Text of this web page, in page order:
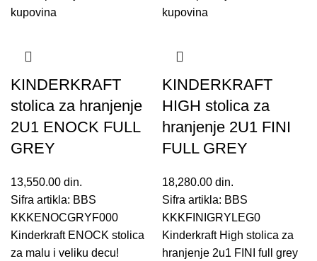
KINDERKRAFT
stolica za hranjenje
2U1 ENOCK FULL
GREY
13,550.00 din.
Sifra artikla: BBS
KKKENOCGRYF000
Kinderkraft ENOCK stolica
za malu i veliku decu!
KINDERKRAFT
HIGH stolica za
hranjenje 2U1 FINI
FULL GREY
18,280.00 din.
Sifra artikla: BBS
KKKFINIGRYLEG0
Kinderkraft High stolica za
hranjenje 2u1 FINI full grey